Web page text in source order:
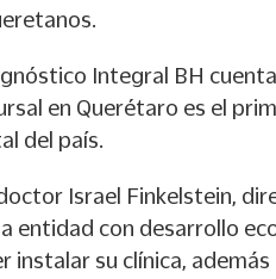
Integral BH
en Querétaro es el
del país.
Israel Finkelstein,
entidad con desarrollo
instalar su clínica,